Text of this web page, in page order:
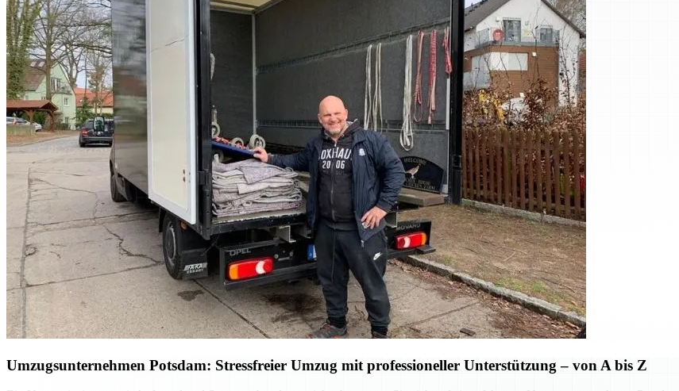
Umzugsunternehmen Potsdam: Stressfreier Umzug mit professioneller Unterstützung – von A bis Z